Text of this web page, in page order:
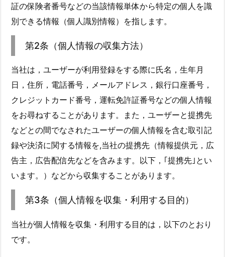
証の保険者番号などの当該情報単体から特定の個人を識
別できる情報（個人識別情報）を指します。
第2条（個人情報の収集方法）
当社は，ユーザーが利用登録をする際に氏名，生年月
日，住所，電話番号，メールアドレス，銀行口座番号，
クレジットカード番号，運転免許証番号などの個人情報
をお尋ねすることがあります。また，ユーザーと提携先
などとの間でなされたユーザーの個人情報を含む取引記
録や決済に関する情報を,当社の提携先（情報提供元，広
告主，広告配信先などを含みます。以下，｢提携先｣とい
います。）などから収集することがあります。
第3条（個人情報を収集・利用する目的）
当社が個人情報を収集・利用する目的は，以下のとおり
です。